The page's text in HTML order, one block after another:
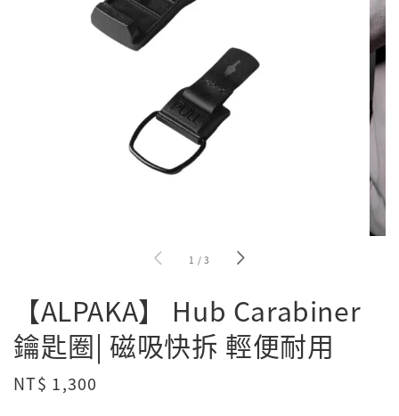
1 /3
【ALPAKA】 Hub Carabiner
鑰匙圈| 磁吸快拆 輕便耐用
Regular
NT$ 1,300